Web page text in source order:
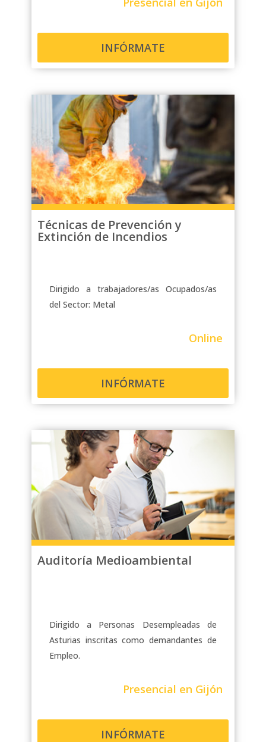
INFÓRMATE
Técnicas de Prevención y
Extinción de Incendios
Dirigido a trabajadores/as Ocupados/as
del Sector: Metal
Online
INFÓRMATE
Auditoría Medioambiental
Dirigido a Personas Desempleadas de
Asturias inscritas como demandantes de
Empleo.
Presencial en Gijón
INFÓRMATE